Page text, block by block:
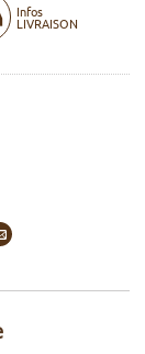
Infos
LIVRAISON